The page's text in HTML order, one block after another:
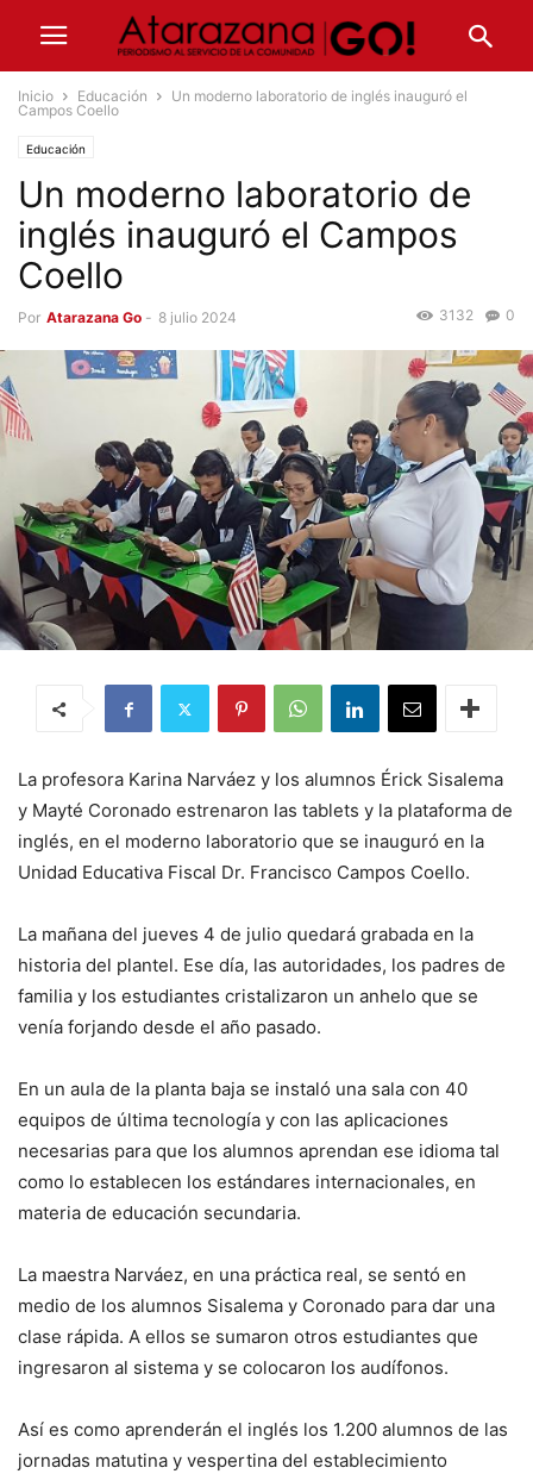
Inicio Educación
Un moderno laboratorio de inglés inauguró el
Campos Coello
Educación
Un moderno laboratorio de
inglés inauguró el Campos
Coello
Por Atarazana Go - 8 julio 2024 0
3132
La profesora Karina Narváez y los alumnos Érick Sisalema
y Mayté Coronado estrenaron las tablets y la plataforma de
inglés, en el moderno laboratorio que se inauguró en la
Unidad Educativa Fiscal Dr. Francisco Campos Coello.
La mañana del jueves 4 de julio quedará grabada en la
historia del plantel. Ese día, las autoridades, los padres de
familia y los estudiantes cristalizaron un anhelo que se
venía forjando desde el año pasado.
En un aula de la planta baja se instaló una sala con 40
equipos de última tecnología y con las aplicaciones
necesarias para que los alumnos aprendan ese idioma tal
como lo establecen los estándares internacionales, en
materia de educación secundaria.
La maestra Narváez, en una práctica real, se sentó en
medio de los alumnos Sisalema y Coronado para dar una
clase rápida. A ellos se sumaron otros estudiantes que
ingresaron al sistema y se colocaron los audífonos.
Así es como aprenderán el inglés los 1.200 alumnos de las
jornadas matutina y vespertina del establecimiento